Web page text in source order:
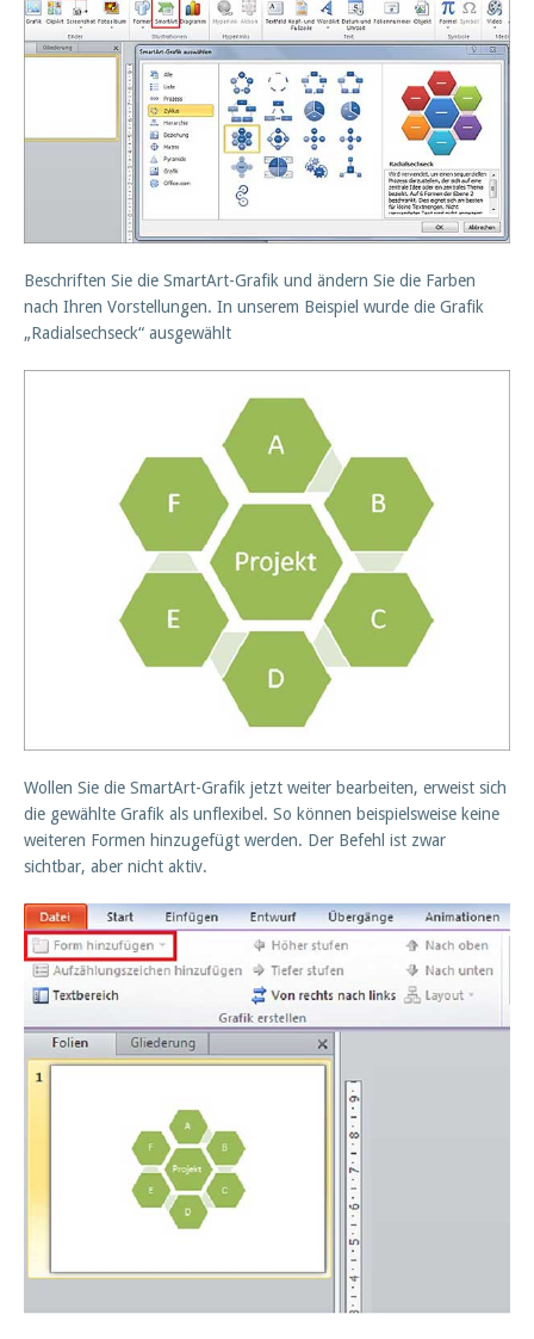
Beschriften Sie die SmartArt-Grafik und ändern Sie die Farben
nach Ihren Vorstellungen. In unserem Beispiel wurde die Grafik
„Radialsechseck“ ausgewählt
Wollen Sie die SmartArt-Grafik jetzt weiter bearbeiten, erweist sich
die gewählte Grafik als unflexibel. So können beispielsweise keine
weiteren Formen hinzugefügt werden. Der Befehl ist zwar
sichtbar, aber nicht aktiv.